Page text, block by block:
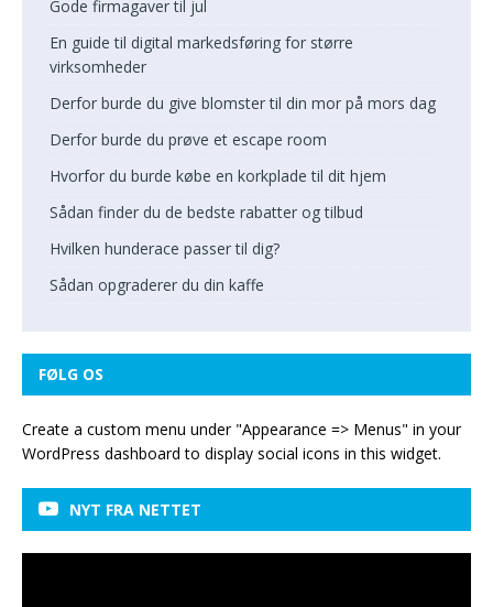
Gode firmagaver til jul
En guide til digital markedsføring for større
virksomheder
Derfor burde du give blomster til din mor på mors dag
Derfor burde du prøve et escape room
Hvorfor du burde købe en korkplade til dit hjem
Sådan finder du de bedste rabatter og tilbud
Hvilken hunderace passer til dig?
Sådan opgraderer du din kaffe
FØLG OS
Create a custom menu under "Appearance => Menus" in your
WordPress dashboard to display social icons in this widget.
NYT FRA NETTET